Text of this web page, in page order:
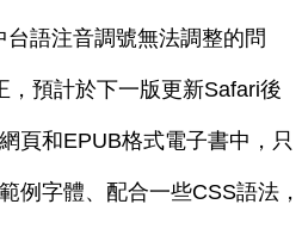
語注音調號無法調整的問
，預計於下一版更新Safari後
頁和EPUB格式電子書中，只
例字體、配合一些CSS語法，